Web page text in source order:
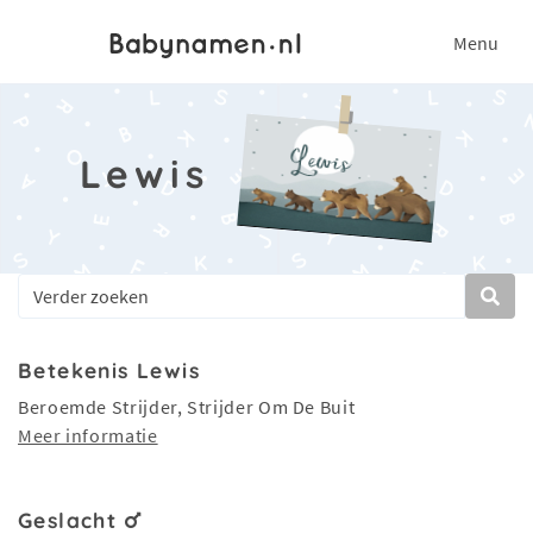
Menu
Lewis
Betekenis Lewis
Beroemde Strijder, Strijder Om De Buit
Meer informatie
Geslacht